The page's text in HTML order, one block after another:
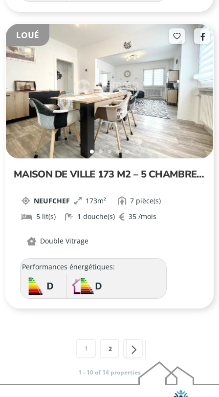
LOUÉ
MAISON DE VILLE 173 M2 – 5 CHAMBRES
NEUFCHEF 173
7
5
1 35
Double Vitrage
Performances énergétiques:
D D
1 2
1 - 10 of 14 properties